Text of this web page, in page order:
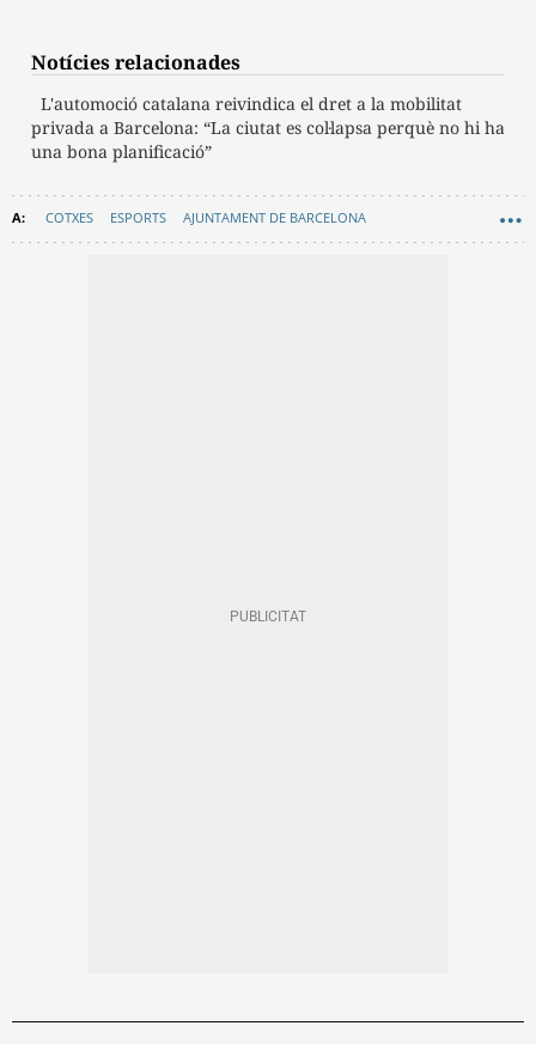
Notícies relacionades
L'automoció catalana reivindica el dret a la mobilitat
privada a Barcelona: “La ciutat es col·lapsa perquè no hi ha
una bona planificació”
COTXES ESPORTS AJUNTAMENT DE BARCELONA